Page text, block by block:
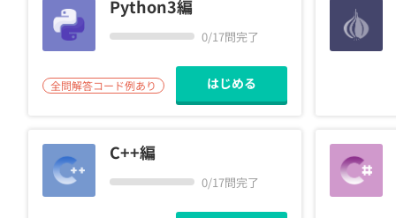
学校
契約
Python3編
0/17問完了
全問解答コード例あり はじめる
C++編
0/17問完了